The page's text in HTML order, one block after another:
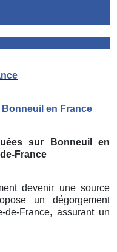
en France
sur Bonneuil en
France
devenir une source
un dégorgement
de-France, assurant un